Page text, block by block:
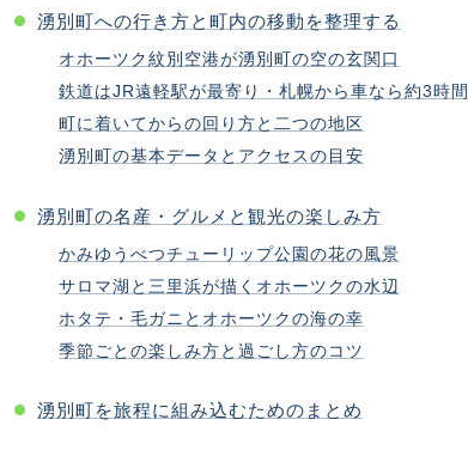
湧別町への行き方と町内の移動を整理する
オホーツク紋別空港が湧別町の空の玄関口
鉄道はJR遠軽駅が最寄り・札幌から車なら約3時
町に着いてからの回り方と二つの地区
湧別町の基本データとアクセスの目安
湧別町の名産・グルメと観光の楽しみ方
かみゆうべつチューリップ公園の花の風景
サロマ湖と三里浜が描くオホーツクの水辺
ホタテ・毛ガニとオホーツクの海の幸
季節ごとの楽しみ方と過ごし方のコツ
湧別町を旅程に組み込むためのまとめ